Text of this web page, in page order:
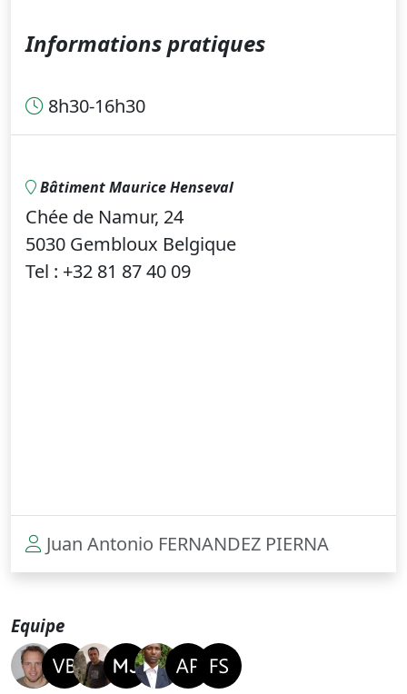
Informations pratiques
8h30-16h30
Bâtiment Maurice Henseval
Chée de Namur, 24
5030 Gembloux Belgique
Tel : +32 81 87 40 09
Juan Antonio FERNANDEZ PIERNA
Equipe